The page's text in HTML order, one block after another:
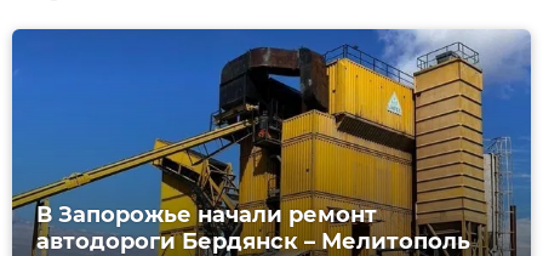
В Запорожье начали ремонт
автодороги Бердянск – Мелитополь